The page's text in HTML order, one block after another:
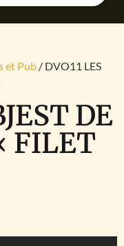
et Pub / DVO11 LES
DE
FILET